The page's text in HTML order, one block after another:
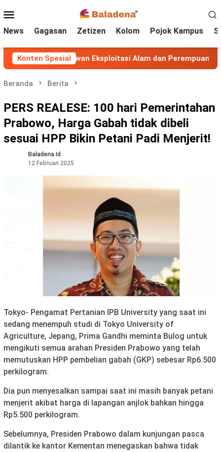
ke
kontenMobile
News Gagasan Zetizen Kolom Pojok Kampus
Konten Spesial
Melawan Eksploitasi Alam dan Perempuan
Beranda Berita
PERS REALESE: 100 hari Pemerintahan
Prabowo, Harga Gabah tidak dibeli
sesuai HPP Bikin Petani Padi Menjerit!
Baladena Id
12 Februari 2025
Tokyo- Pengamat Pertanian IPB University yang saat ini
sedang menempuh studi di Tokyo University of
Agriculture, Jepang, Prima Gandhi meminta Bulog untuk
mengikuti semua arahan Presiden Prabowo yang telah
memutuskan HPP pembelian gabah (GKP) sebesar Rp6.500
perkilogram.
Dia pun menyesalkan sampai saat ini masih banyak petani
menjerit akibat harga di lapangan anjlok bahkan hingga
Rp5.500 perkilogram.
Sebelumnya, Presiden Prabowo dalam kunjungan pasca
dilantik ke kantor Kementan menegaskan bahwa tidak